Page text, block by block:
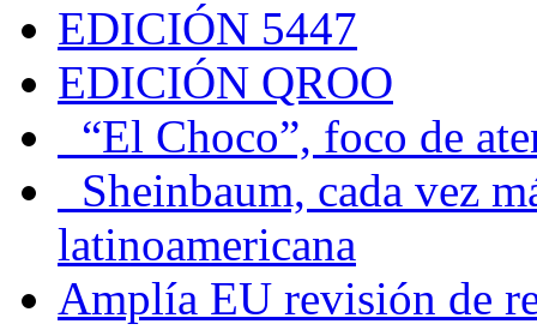
EDICIÓN 5447
EDICIÓN QROO
“El Choco”, foco de
Sheinbaum, cada vez
latinoamericana
Amplía EU revisión de